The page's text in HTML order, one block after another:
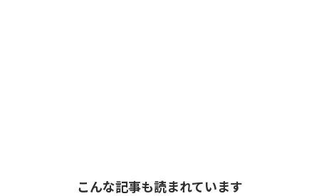
こんな記事も読まれています